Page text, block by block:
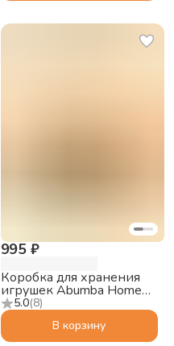
5.0(8)
995 ₽
Коробка для хранения
игрушек Abumba Home
Белый мишка,
32.5x32.5x32.5 см
В корзину